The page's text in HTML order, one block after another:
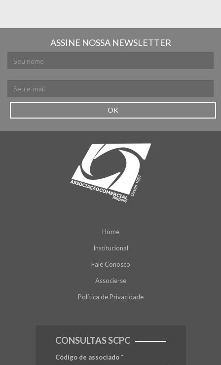
ASSINE NOSSA NEWSLETTER
OK
Home
Institucional
Fale Conosco
Associe-se
Política de Privacidade
CONSULTAS SCPC
Código de associado*